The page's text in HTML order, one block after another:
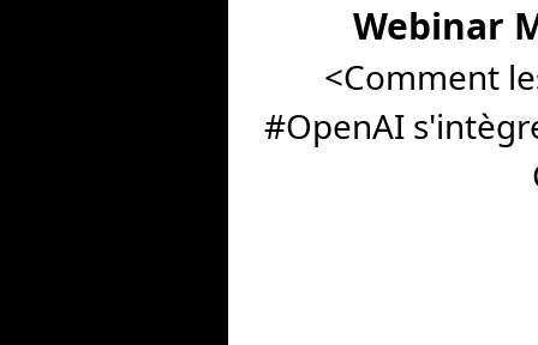
Webinar
<Comment
#OpenAI